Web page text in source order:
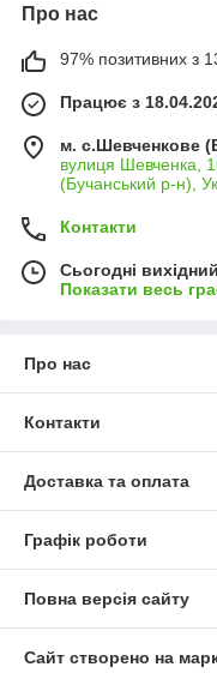
Про нас
97% позитивних з
Працює з
м. с.Шевченкове
вулиця Шевченка,
(Бучанський р-н),
Контакти
Сьогодні вихідний
Показати весь
Про нас
Контакти
Доставка та оплата
Графік роботи
Повна версія сайту
Сайт створено на